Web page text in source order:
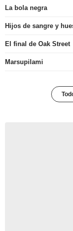
La bola negra
Hijos de sangre y
El final de Oak Street
Marsupilami